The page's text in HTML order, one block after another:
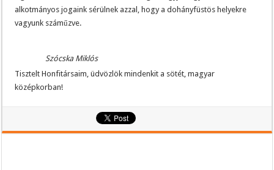
alkotmányos jogaink sérülnek azzal, hogy a dohányfüstös helyekre
vagyunk száműzve.
Szócska Miklós
Tisztelt Honfitársaim, üdvözlök mindenkit a sötét, magyar
középkorban!